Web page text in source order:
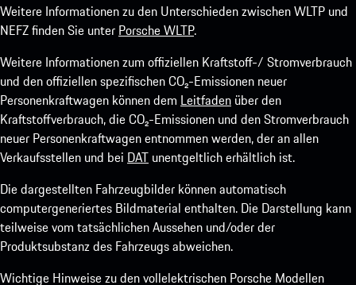
Weitere Informationen zu den Unterschieden zwischen WLTP und
NEFZ finden Sie unter Porsche WLTP.
Weitere Informationen zum offiziellen Kraftstoff-/ Stromverbrauch
und den offiziellen spezifischen CO₂-Emissionen neuer
Personenkraftwagen können dem Leitfaden über den
Kraftstoffverbrauch, die CO₂-Emissionen und den Stromverbrauch
neuer Personenkraftwagen entnommen werden, der an allen
Verkaufsstellen und bei DAT unentgeltlich erhältlich ist.
Die dargestellten Fahrzeugbilder können automatisch
computergeneriertes Bildmaterial enthalten. Die Darstellung kann
teilweise vom tatsächlichen Aussehen und/oder der
Produktsubstanz des Fahrzeugs abweichen.
Wichtige Hinweise zu den vollelektrischen Porsche Modellen